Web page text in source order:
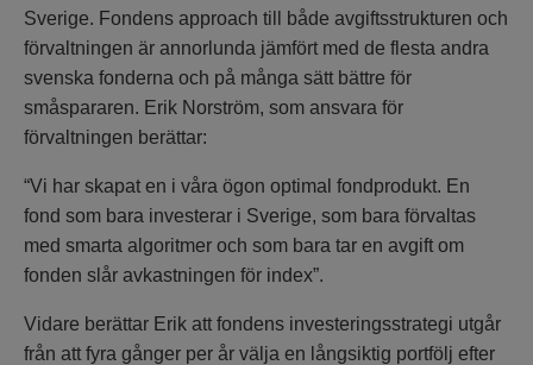
Sverige. Fondens approach till både avgiftsstrukturen och
förvaltningen är annorlunda jämfört med de flesta andra
svenska fonderna och på många sätt bättre för
småspararen. Erik Norström, som ansvara för
förvaltningen berättar:
“Vi har skapat en i våra ögon optimal fondprodukt. En
fond som bara investerar i Sverige, som bara förvaltas
med smarta algoritmer och som bara tar en avgift om
fonden slår avkastningen för index”.
Vidare berättar Erik att fondens investeringsstrategi utgår
från att fyra gånger per år välja en långsiktig portfölj efter